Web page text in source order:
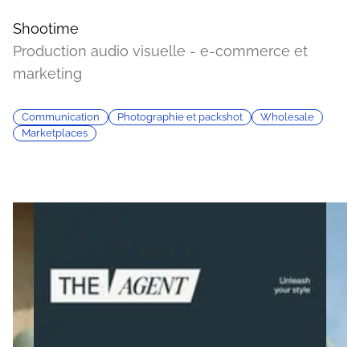
Shootime
Production audio visuelle - e-commerce et
marketing
Communication Photographie et packshot
Wholesale
Marketplaces